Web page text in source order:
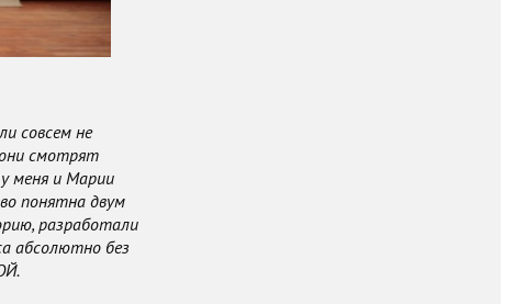
совсем не
смотрят
меня и Марии
понятна двум
разработали
абсолютно без